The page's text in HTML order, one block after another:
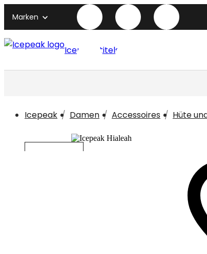
Marken
Icepeak titelseite
Icepeak Damen Accessoires Hüte